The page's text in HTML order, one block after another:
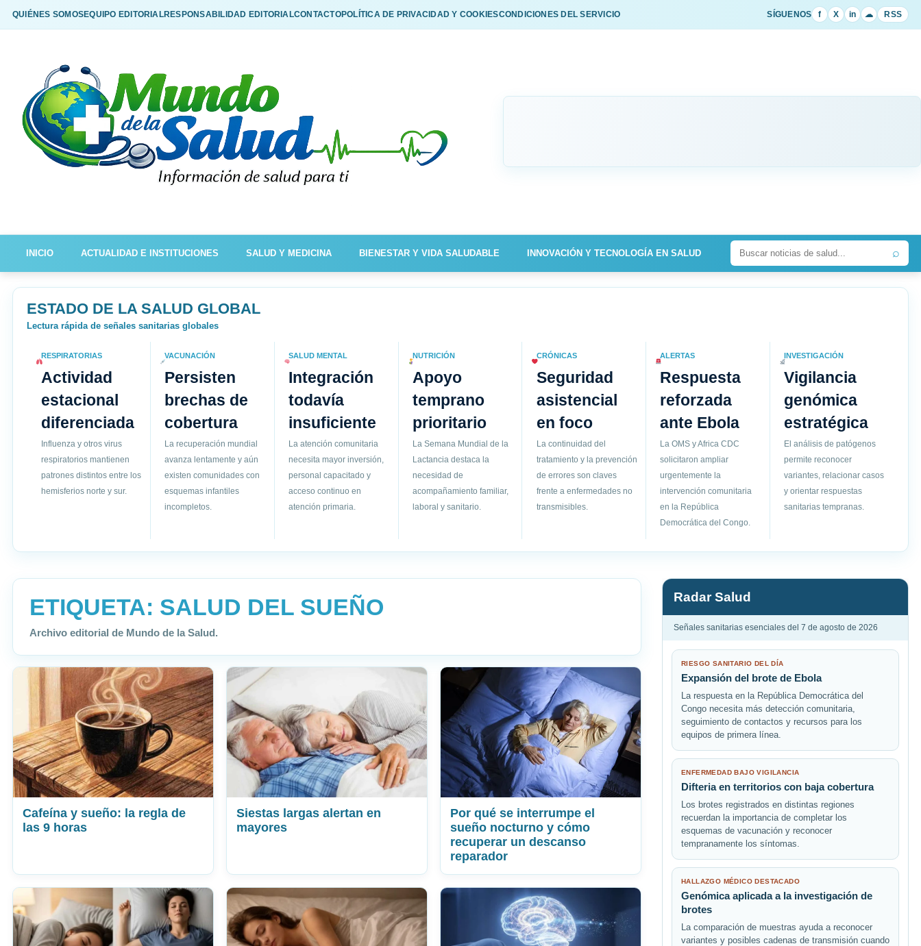
QUIÉNES SOMOSEQUIPO EDITORIALRESPONSABILIDAD EDITORIALCONTACTOPOLÍTICA DE PRIVACIDAD Y COOKIESCONDICIONES DEL SERVICIO SÍGUENOS f X in ☁ RSS
INICIO ACTUALIDAD E INSTITUCIONES SALUD Y MEDICINA BIENESTAR Y VIDA SALUDABLE INNOVACIÓN Y TECNOLOGÍA EN SALUD ⌕
ESTADO DE LA SALUD GLOBAL
Lectura rápida de señales sanitarias globales
RESPIRATORIAS
Actividad
estacional
diferenciada
Influenza y otros virus
respiratorios mantienen
patrones distintos entre los
hemisferios norte y sur.
VACUNACIÓN
Persisten
brechas de
cobertura
La recuperación mundial
avanza lentamente y aún
existen comunidades con
esquemas infantiles
incompletos.
SALUD MENTAL
Integración
todavía
insuficiente
La atención comunitaria
necesita mayor inversión,
personal capacitado y
acceso continuo en
atención primaria.
NUTRICIÓN
Apoyo
temprano
prioritario
La Semana Mundial de la
Lactancia destaca la
necesidad de
acompañamiento familiar,
laboral y sanitario.
CRÓNICAS
Seguridad
asistencial
en foco
La continuidad del
tratamiento y la prevención
de errores son claves
frente a enfermedades no
transmisibles.
ALERTAS
Respuesta
reforzada
ante Ebola
La OMS y Africa CDC
solicitaron ampliar
urgentemente la
intervención comunitaria
en la República
Democrática del Congo.
INVESTIGACIÓN
Vigilancia
genómica
estratégica
El análisis de patógenos
permite reconocer
variantes, relacionar casos
y orientar respuestas
sanitarias tempranas.
ETIQUETA: SALUD DEL SUEÑO
Archivo editorial de Mundo de la Salud.
Cafeína y sueño: la regla de
las 9 horas
Siestas largas alertan en
mayores
Por qué se interrumpe el
sueño nocturno y cómo
recuperar un descanso
reparador
Radar Salud
Señales sanitarias esenciales del 7 de agosto de 2026
RIESGO SANITARIO DEL DÍA
Expansión del brote de Ebola
La respuesta en la República Democrática del
Congo necesita más detección comunitaria,
seguimiento de contactos y recursos para los
equipos de primera línea.
ENFERMEDAD BAJO VIGILANCIA
Difteria en territorios con baja cobertura
Los brotes registrados en distintas regiones
recuerdan la importancia de completar los
esquemas de vacunación y reconocer
tempranamente los síntomas.
HALLAZGO MÉDICO DESTACADO
Genómica aplicada a la investigación de
brotes
La comparación de muestras ayuda a reconocer
variantes y posibles cadenas de transmisión cuando